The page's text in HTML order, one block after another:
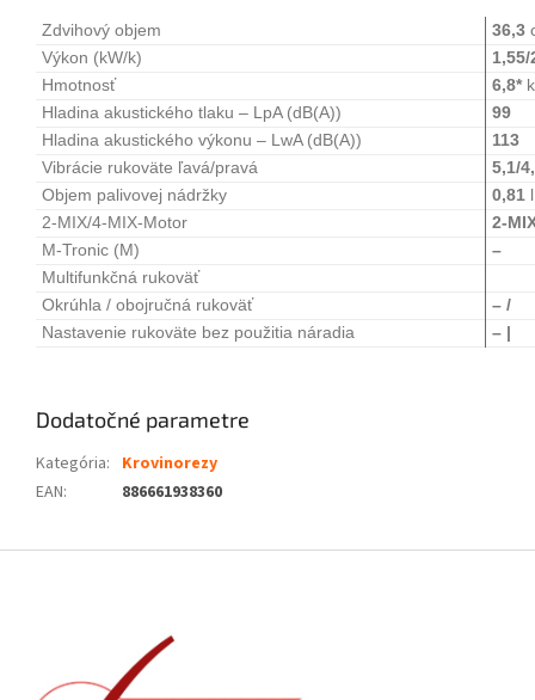
Zdvihový objem 36,3
Výkon (kW/k)
1,55/
Hmotnosť
6,8*
Hladina akustického tlaku – LpA (dB(A))
99
Hladina akustického výkonu – LwA (dB(A))
113
Vibrácie rukoväte ľavá/pravá
5,1/
Objem palivovej nádržky
0,81 l
2-MIX/4-MIX-Motor
2-
M-Tronic (M)
–
Multifunkčná rukoväť
Okrúhla / obojručná rukoväť
– /
Nastavenie rukoväte bez použitia náradia
– |
Dodatočné parametre
Kategória: Krovinorezy
EAN: 886661938360